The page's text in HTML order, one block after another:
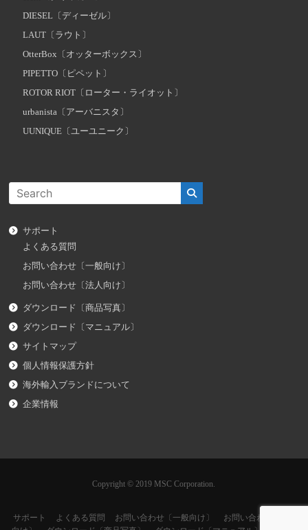
DIESEL〔ディーゼル〕
LAUT〔ラウト〕
OtterBox〔オッターボックス〕
PIPETTO〔ピペット〕
ROTOR RIOT〔ローター・ライオット〕
urbanista〔アーバニスタ〕
UUNIQUE〔ユーユニーク〕
サポート
よくある質問
お問い合わせ〔一般向け〕
お問い合わせ〔法人向け〕
ダウンロード〔商品写真〕
ダウンロード〔マニュアル〕
サイトマップ
個人情報保護方針
海外輸入ブランドについて
企業情報
Copyright © 2019 MSC Corporation.
サポート よくある質問 お問い合わせ〔一般向け〕
お問い合わせ〔法人